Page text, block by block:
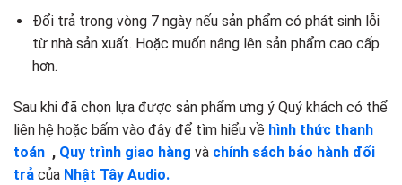
Đổi trả trong vòng 7 ngày nếu sản phẩm có phát sinh lỗi
từ nhà sản xuất. Hoặc muốn nâng lên sản phẩm cao cấp
hơn.
Sau khi đã chọn lựa được sản phẩm ưng ý Quý khách có thể
liên hệ hoặc bấm vào đây để tìm hiểu về hình thức thanh
toán , Quy trình giao hàng và chính sách bảo hành đổi
trả của Nhật Tây Audio.